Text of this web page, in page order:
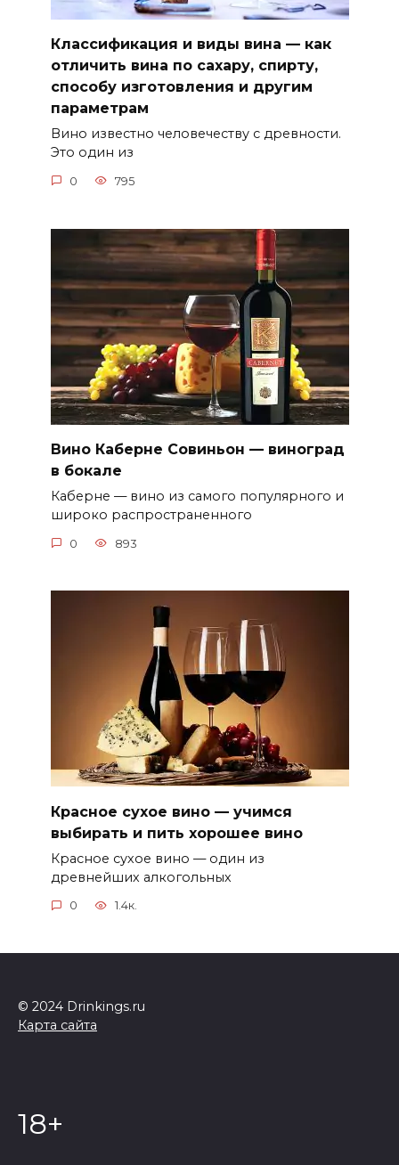
Классификация и виды вина — как
отличить вина по сахару, спирту,
способу изготовления и другим
параметрам
Вино известно человечеству с древности.
Это один из
0 795
Вино Каберне Совиньон — виноград
в бокале
Каберне — вино из самого популярного и
широко распространенного
0 893
Красное сухое вино — учимся
выбирать и пить хорошее вино
Красное сухое вино — один из
древнейших алкогольных
0 1.4к.
© 2024 Drinkings.ru
Карта сайта
18+